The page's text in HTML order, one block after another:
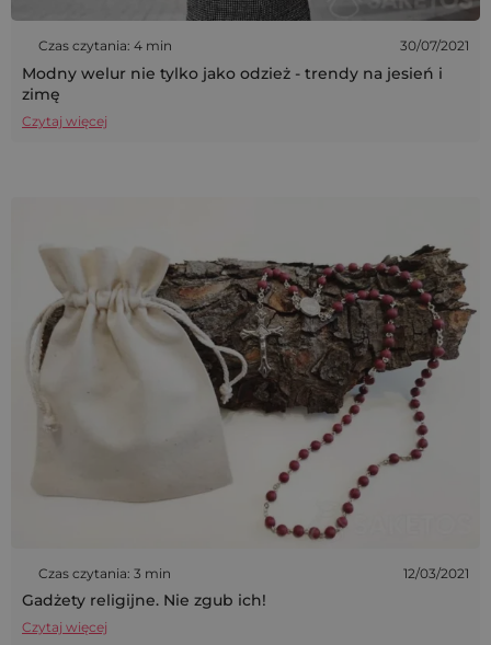
Czas czytania: 4 min 30/07/2021
Modny welur nie tylko jako odzież - trendy na jesień i
zimę
Czytaj więcej
Czas czytania: 3 min 12/03/2021
Gadżety religijne. Nie zgub ich!
Czytaj więcej